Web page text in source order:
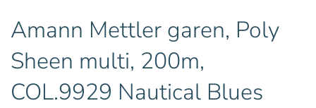
Amann Mettler garen, Poly
Sheen multi, 200m,
COL.9929 Nautical Blues